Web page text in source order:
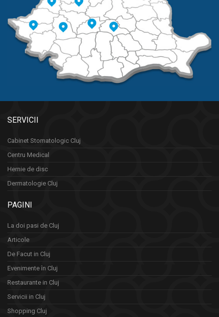
SERVICII
Cabinet Stomatologic Cluj
Centru Medical
Hernie de disc
Dermatologie Cluj
PAGINI
La doi pasi de Cluj
Articole
De Facut in Cluj
Evenimente în Cluj
Restaurante in Cluj
Servicii in Cluj
Shopping Cluj